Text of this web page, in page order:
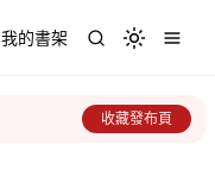
我的書架 Toggle
收藏發布頁